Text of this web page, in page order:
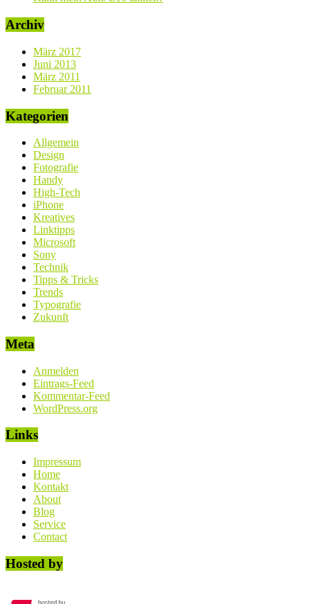
Archiv
März 2017
Juni 2013
März 2011
Februar 2011
Kategorien
Allgemein
Design
Fotografie
Handy
High-Tech
iPhone
Kreatives
Linktipps
Microsoft
Sony
Technik
Tipps & Tricks
Trends
Typografie
Zukunft
Meta
Anmelden
Eintrags-Feed
Kommentar-Feed
WordPress.org
Links
Impressum
Home
Kontakt
About
Blog
Service
Contact
Hosted by